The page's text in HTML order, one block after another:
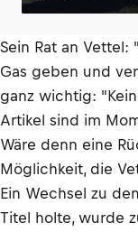
Sein Rat an Vettel:
Gas geben und
ganz wichtig:
Artikel sind im
Wäre denn eine
Möglichkeit, die
Ein Wechsel zu
Titel holte, wurde